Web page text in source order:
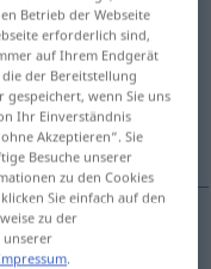
antippen)
Betrieb der Webseite
erforderlich sind,
auf Ihrem Endgerät
der Bereitstellung
wenn Sie uns
Ihr Einverständnis
Akzeptieren“. Sie
Besuche unserer
zu den Cookies
Sie einfach auf den
zu der
unserer
.